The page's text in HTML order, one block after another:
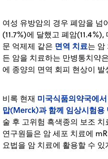
여성 유방암의 경우 폐암을
(11.7%)에 달했고 폐암
문 억제제 같은 면역 치료는 암
든 암을 치료하는 만병통치약
에 종양의 면역 회피 현상이
비록 현재 미국식품의약국에
맙(Merck)과 함께 임상시험
술 후 고위험 흑색종의 보조
연구원들은 암 세포 치료에
요법을 암 치료에 활용할 수